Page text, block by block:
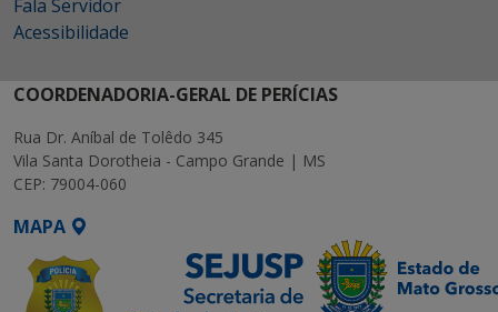
Fala Servidor
Acessibilidade
COORDENADORIA-GERAL DE PERÍCIAS
Rua Dr. Aníbal de Tolêdo 345
Vila Santa Dorotheia - Campo Grande | MS
CEP: 79004-060
MAPA